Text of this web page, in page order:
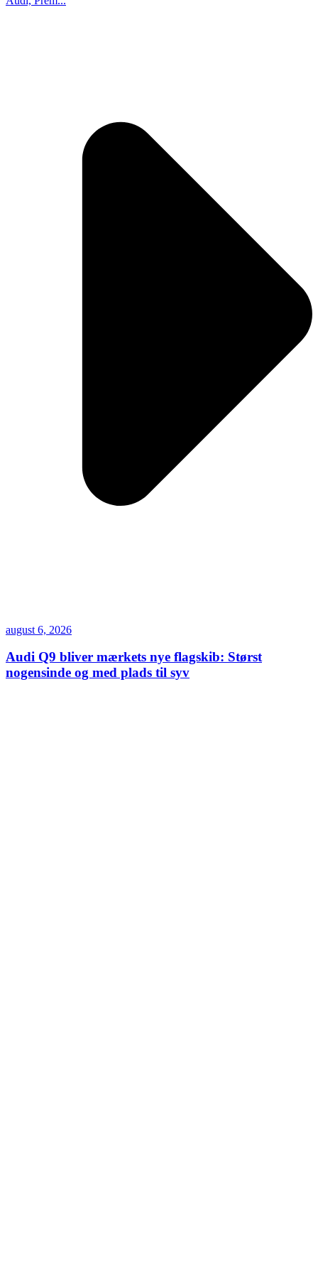
august 6, 2026
Audi Q9 bliver mærkets nye flagskib: Størst
nogensinde og med plads til syv